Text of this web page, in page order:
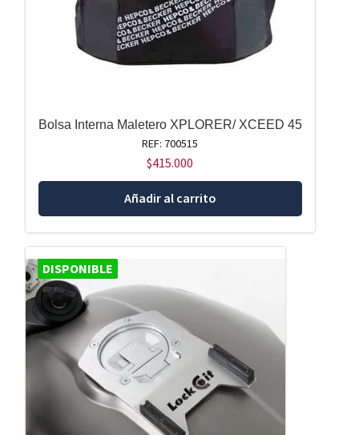
Bolsa Interna Maletero XPLORER/ XCEED 45
REF: 700515
$415.000
Añadir al carrito
DISPONIBLE